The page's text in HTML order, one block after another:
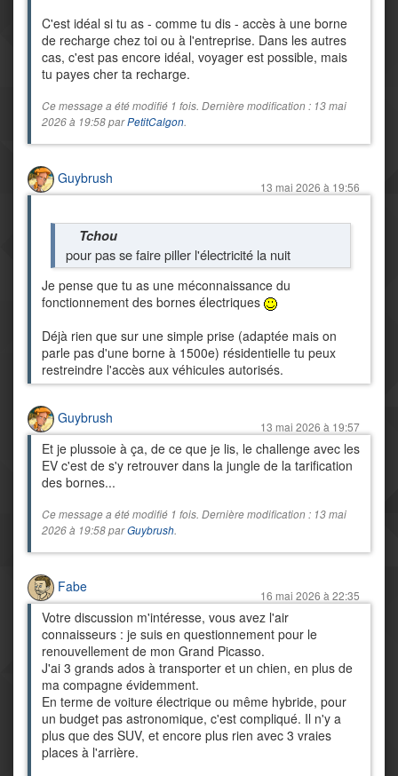
C'est idéal si tu as - comme tu dis - accès à une borne
de recharge chez toi ou à l'entreprise. Dans les autres
cas, c'est pas encore idéal, voyager est possible, mais
tu payes cher ta recharge.
Ce message a été modifié 1 fois. Dernière modification : 13 mai
2026 à 19:58 parPetitCalgon.
Guybrush
13 mai 2026 à 19:56
Tchou
pour pas se faire piller l'électricité la nuit
Je pense que tu as une méconnaissance du
fonctionnement des bornes électriques
Déjà rien que sur une simple prise (adaptée mais on
parle pas d'une borne à 1500e) résidentielle tu peux
restreindre l'accès aux véhicules autorisés.
Guybrush
13 mai 2026 à 19:57
Et je plussoie à ça, de ce que je lis, le challenge avec les
EV c'est de s'y retrouver dans la jungle de la tarification
des bornes...
Ce message a été modifié 1 fois. Dernière modification : 13 mai
2026 à 19:58 parGuybrush.
Fabe
16 mai 2026 à 22:35
Votre discussion m'intéresse, vous avez l'air
connaisseurs : je suis en questionnement pour le
renouvellement de mon Grand Picasso.
J'ai 3 grands ados à transporter et un chien, en plus de
ma compagne évidemment.
En terme de voiture électrique ou même hybride, pour
un budget pas astronomique, c'est compliqué. Il n'y a
plus que des SUV, et encore plus rien avec 3 vraies
places à l'arrière.